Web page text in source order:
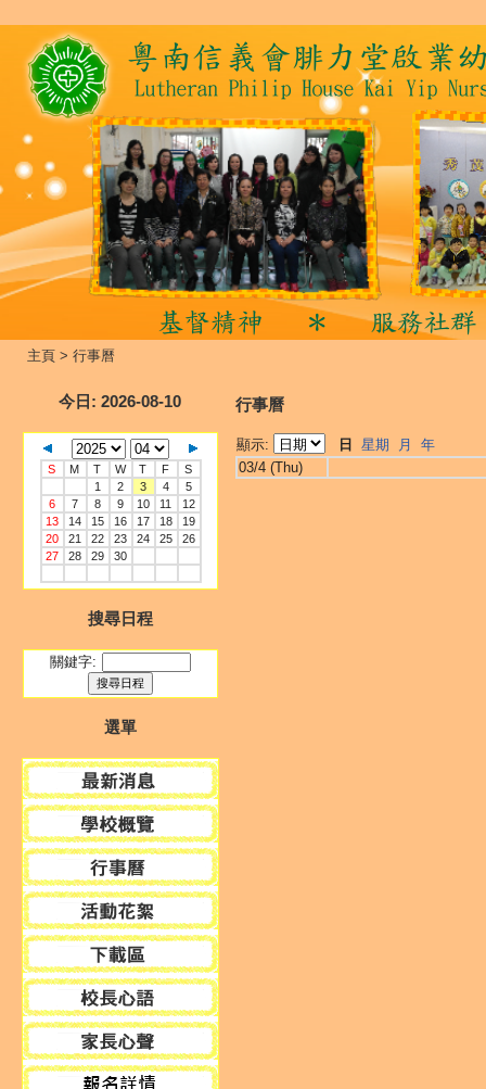
主頁 > 行事曆
今日 : 2026-08-10
S M T W T F
S
1
2 3 4
5
6
7 8 9 10 11
12
13
14 15 16 17 18
19
20
21 22 23 24 25
26
27
28 29 30
搜尋日程
關鍵字:
選單
行事曆
顯示: 日 星期 月
年
03/4 (Thu)